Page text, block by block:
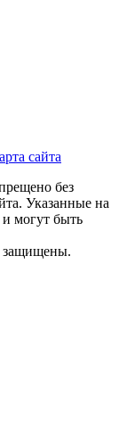
сайта
без
Указанные на
могут быть
защищены.